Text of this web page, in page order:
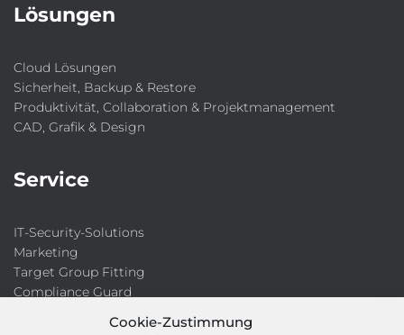
Cookie-Zustimmung
Lösungen
Cloud Lösungen
Sicherheit, Backup & Restore
Produktivität, Collaboration & Projektmanagement
CAD, Grafik & Design
Service
IT-Security-Solutions
Marketing
Target Group Fitting
Compliance Guard